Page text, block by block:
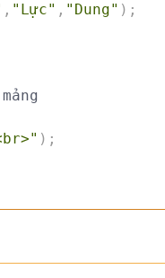
, "Lực" , "Dung" ) ;
) ;